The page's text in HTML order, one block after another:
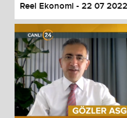
Reel Ekonomi - 22 07 2022